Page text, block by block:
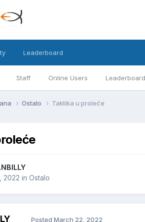
Staff Online Users Leaderboard
Leaderboard
Ostalo Taktika u proleće
2022 in Ostalo
Posted March 22, 2022